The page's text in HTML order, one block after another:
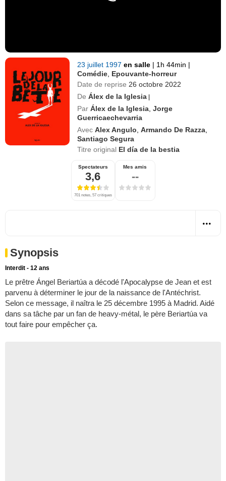
23 juillet 1997en salle | 1h 44min |
Comédie Epouvante-horreur
Date de reprise 26 octobre 2022
De Álex de la Iglesia |
Par Álex de la Iglesia ,Jorge
Guerricaechevarria
Avec Alex Angulo ,Armando De Razza
Santiago Segura
Titre original El día de la bestia
Spectateurs
3,6
701 notes, 57 critiques
Mes amis
--
Synopsis
Interdit - 12 ans
Le prêtre Ángel Beriartúa a décodé l'Apocalypse de Jean et est
parvenu à déterminer le jour de la naissance de l'Antéchrist.
Selon ce message, il naîtra le 25 décembre 1995 à Madrid. Aidé
dans sa tâche par un fan de heavy-métal, le père Beriartúa va
tout faire pour empêcher ça.